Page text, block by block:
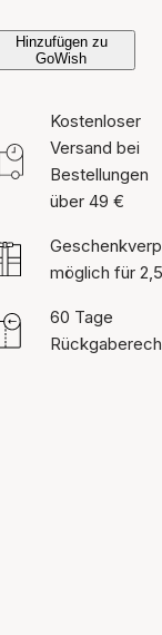
Hinzufügen zu
GoWish
Kostenloser
Versand bei
Bestellungen
über 49 €
möglich für
60 Tage